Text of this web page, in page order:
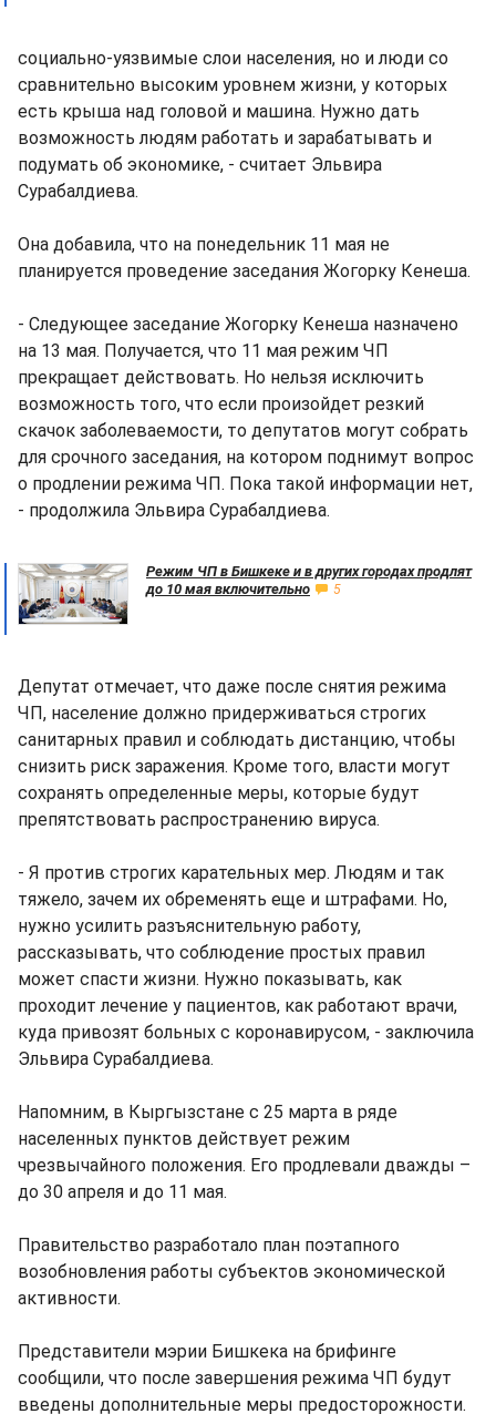
социально-уязвимые слои населения, но и люди со
сравнительно высоким уровнем жизни, у которых
есть крыша над головой и машина. Нужно дать
возможность людям работать и зарабатывать и
подумать об экономике, - считает Эльвира
Сурабалдиева.
Она добавила, что на понедельник 11 мая не
планируется проведение заседания Жогорку Кенеша.
- Следующее заседание Жогорку Кенеша назначено
на 13 мая. Получается, что 11 мая режим ЧП
прекращает действовать. Но нельзя исключить
возможность того, что если произойдет резкий
скачок заболеваемости, то депутатов могут собрать
для срочного заседания, на котором поднимут вопрос
о продлении режима ЧП. Пока такой информации нет,
- продолжила Эльвира Сурабалдиева.
Режим ЧП в Бишкеке и в других городах продлят
до 10 мая включительно
5
Депутат отмечает, что даже после снятия режима
ЧП, население должно придерживаться строгих
санитарных правил и соблюдать дистанцию, чтобы
снизить риск заражения. Кроме того, власти могут
сохранять определенные меры, которые будут
препятствовать распространению вируса.
- Я против строгих карательных мер. Людям и так
тяжело, зачем их обременять еще и штрафами. Но,
нужно усилить разъяснительную работу,
рассказывать, что соблюдение простых правил
может спасти жизни. Нужно показывать, как
проходит лечение у пациентов, как работают врачи,
куда привозят больных с коронавирусом, - заключила
Эльвира Сурабалдиева.
Напомним, в Кыргызстане с 25 марта в ряде
населенных пунктов действует режим
чрезвычайного положения. Его продлевали дважды –
до 30 апреля и до 11 мая.
Правительство разработало план поэтапного
возобновления работы субъектов экономической
активности.
Представители мэрии Бишкека на брифинге
сообщили, что после завершения режима ЧП будут
введены дополнительные меры предосторожности.